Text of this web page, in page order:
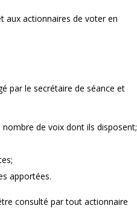
aux actionnaires de voter en
par le secrétaire de séance et
de voix dont ils disposent;
apportées.
consulté par tout actionnaire